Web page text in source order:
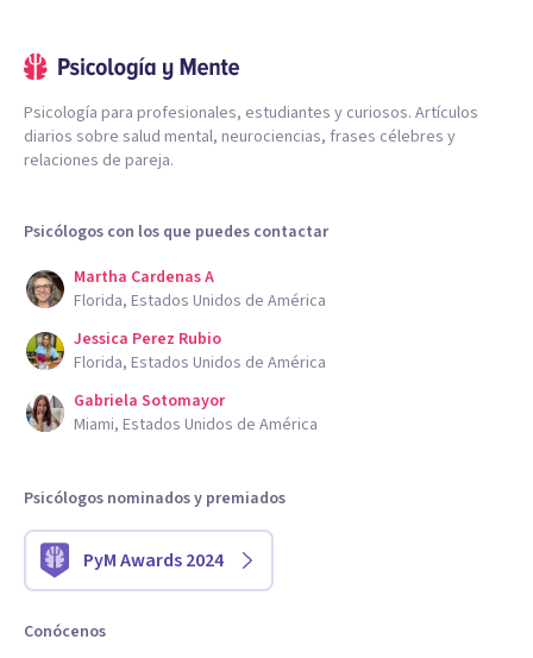
Psicología para profesionales, estudiantes y curiosos. Artículos
diarios sobre salud mental, neurociencias, frases célebres y
relaciones de pareja.
Psicólogos con los que puedes contactar
Martha Cardenas A
Florida, Estados Unidos de América
Jessica Perez Rubio
Florida, Estados Unidos de América
Gabriela Sotomayor
Miami, Estados Unidos de América
Psicólogos nominados y premiados
PyM Awards 2024
Conócenos